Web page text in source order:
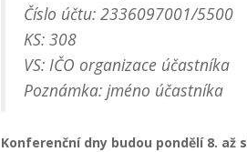
Číslo účtu: 2336097001/5500
KS: 308
VS: IČO organizace účastníka
Poznámka: jméno účastníka
Konferenční dny budou pondělí 8. až